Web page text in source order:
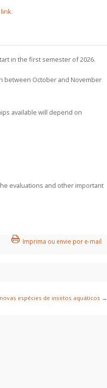
.
in the first semester of 2026.
between October and November
available will depend on
evaluations and other important
Imprima ou envie por e-mail
espécies de insetos aquáticos →